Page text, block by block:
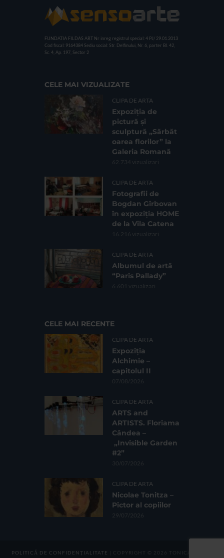
FUNDATIA FILDAS ART Nr inreg registrul special: 4 PJ/ 29.01.2013
Cod fiscal: 9164384 Sediu social: Str. Delfinului, Nr. 6, parter Bl. 42,
Sc. 4, Ap. 197, Sector 2
CELE MAI VIZUALIZATE
CLIPA DE ARTA
Expoziția de
pictură și
sculptură „Sărbăt
oarea florilor” la
Galeria Romană
62.734 vizualizari
CLIPA DE ARTA
Fotografii de
Bogdan Gîrbovan
în expoziția HOME
de la Vila Catena
16.216 vizualizari
CLIPA DE ARTA
Albumul de artă
“Paris Pallady”
6.601 vizualizari
CELE MAI RECENTE
CLIPA DE ARTA
Expoziția
Alchimie –
capitolul II
07/08/2026
CLIPA DE ARTA
ARTS and
ARTISTS. Floriama
Cândea –
„Invisible Garden
#2”
30/07/2026
CLIPA DE ARTA
Nicolae Tonitza –
Pictor al copiilor
29/07/2026
POLITICĂ DE CONFIDENȚIALITATE | COPYRIGHT © 2026 TONICA GROUP